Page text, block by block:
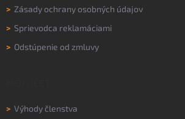
> Zásady ochrany osobných údajov
> Sprievodca reklamáciami
> Odstúpenie od zmluvy
> Výhody členstva